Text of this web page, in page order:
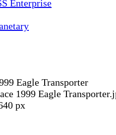
Eagle Transporter
1999 Eagle
px